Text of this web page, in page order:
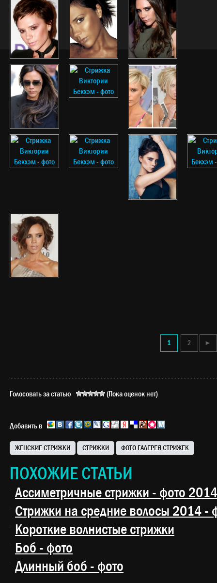
1 2 ►
Голосовать за статью (Пока оценок нет)
Добавить в
ЖЕНСКИЕ СТРИЖКИ СТРИЖКИ ФОТО ГАЛЕРЕЯ СТРИЖЕК
ПОХОЖИЕ СТАТЬИ
Ассиметричные стрижки - фото 2014
Стрижки на средние волосы 2014 -
Короткие волнистые стрижки
Боб - фото
Длинный боб - фото